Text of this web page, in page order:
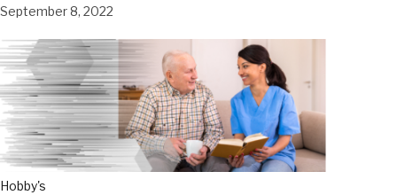
September 8, 2022
Hobby's